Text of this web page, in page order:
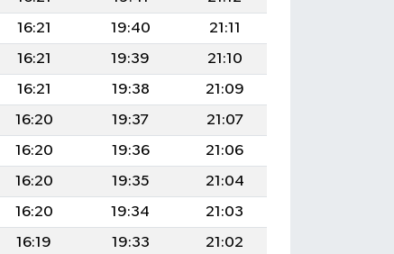
16:21 19:40
21:11
16:21 19:39
21:10
16:21 19:38
21:09
16:20 19:37
21:07
16:20 19:36
21:06
16:20 19:35
21:04
16:20 19:34
21:03
16:19 19:33
21:02